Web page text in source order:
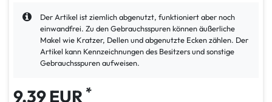
Der Artikel ist ziemlich abgenutzt, funktioniert aber noch
einwandfrei. Zu den Gebrauchsspuren können äußerliche
Makel wie Kratzer, Dellen und abgenutzte Ecken zählen. Der
Artikel kann Kennzeichnungen des Besitzers und sonstige
Gebrauchsspuren aufweisen.
9,39 EUR *